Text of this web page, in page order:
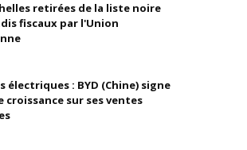
de Banijay
retirées de la liste noire
fiscaux par l'Union
électriques : BYD (Chine) signe
croissance sur ses ventes